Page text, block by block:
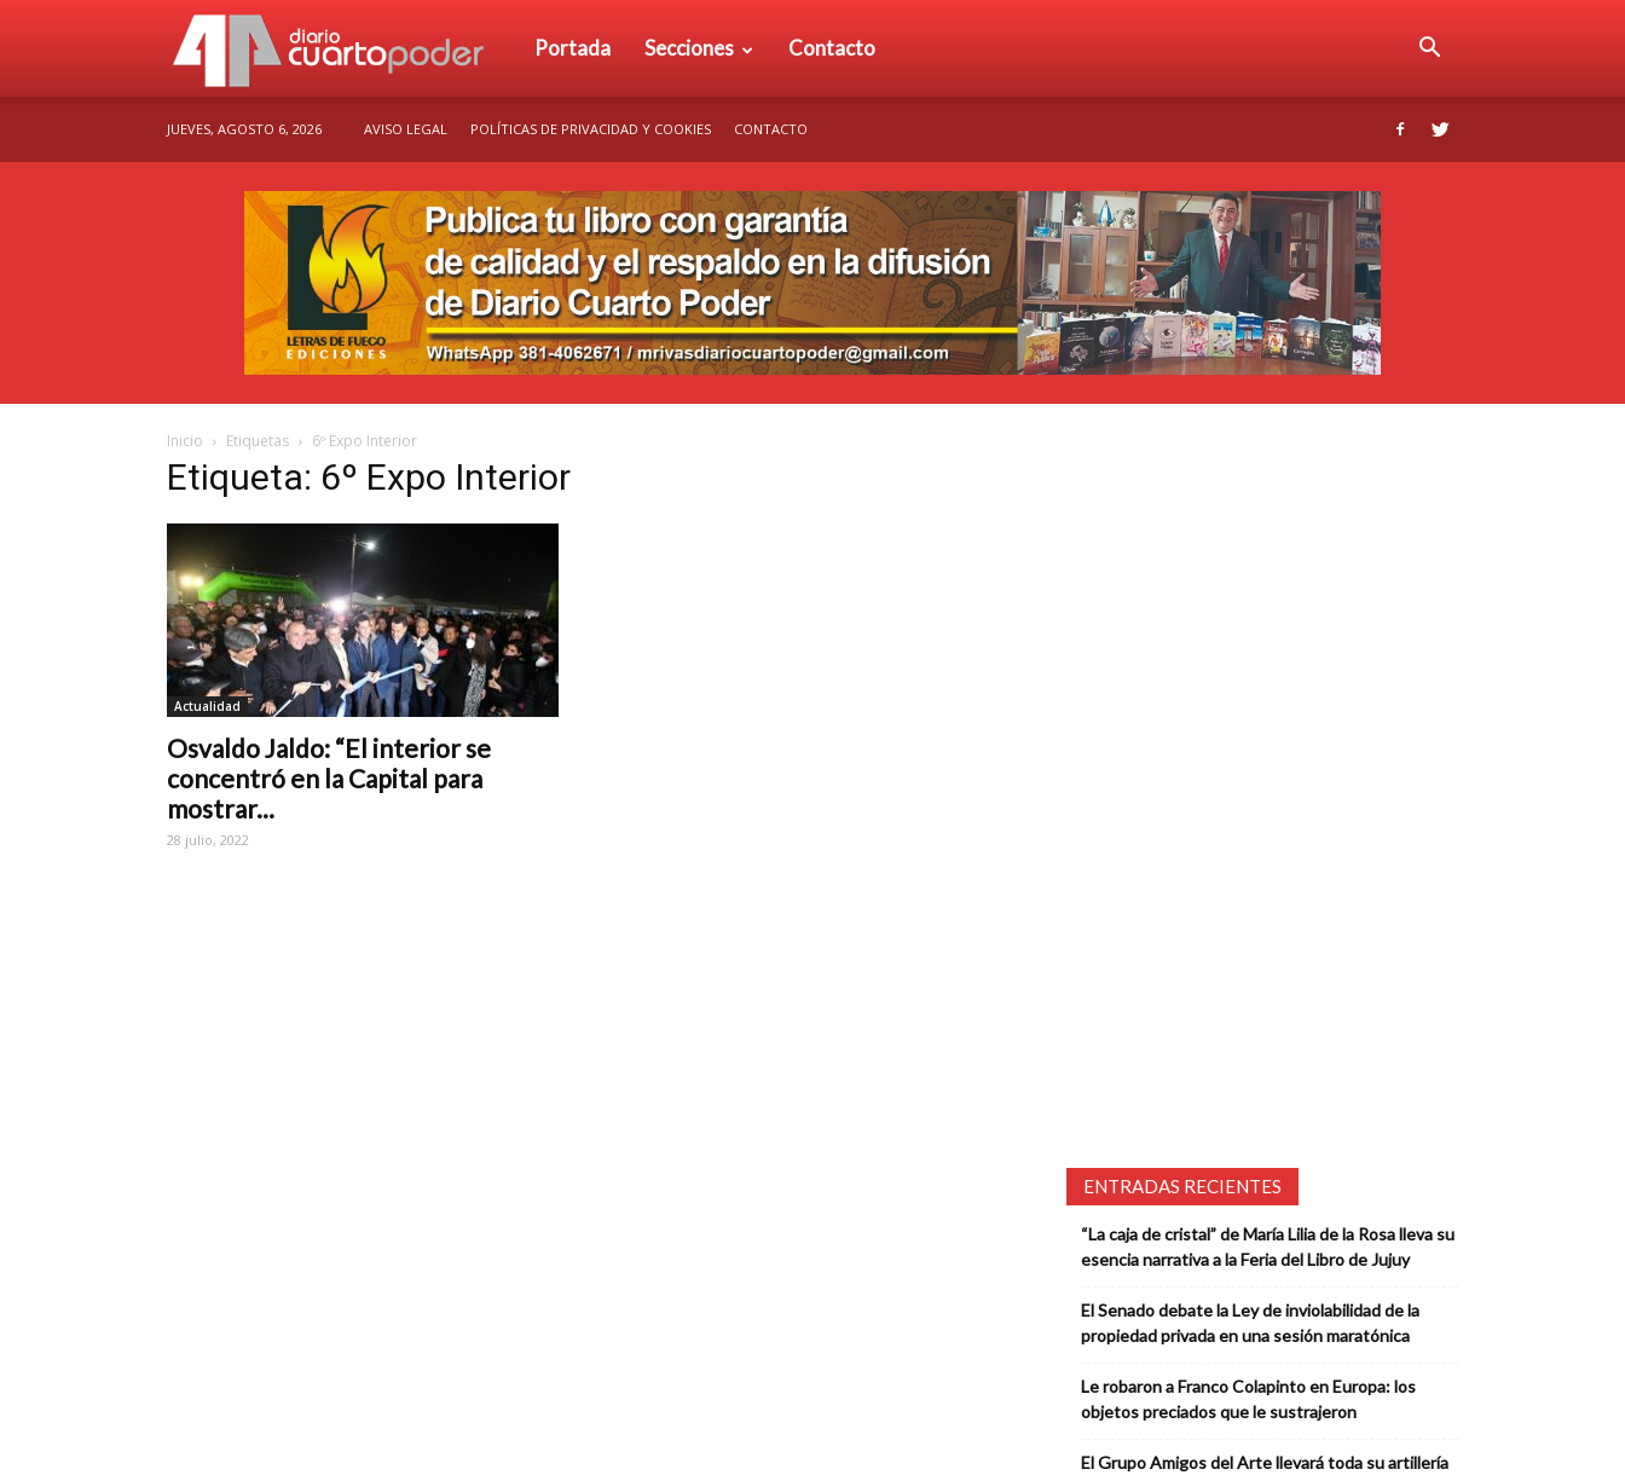
Diario
Poder
Portada Secciones Contacto
JUEVES, AGOSTO 6, 2026 AVISO LEGAL POLÍTICAS DE PRIVACIDAD Y COOKIES CONTACTO
Inicio Etiquetas 6º Expo Interior
Etiqueta: 6º Expo Interior
Actualidad
Osvaldo Jaldo: “El interior se
concentró en la Capital para
mostrar...
28 julio, 2022
ENTRADAS RECIENTES
“La caja de cristal” de María Lilia de la Rosa lleva su
esencia narrativa a la Feria del Libro de Jujuy
El Senado debate la Ley de inviolabilidad de la
propiedad privada en una sesión maratónica
Le robaron a Franco Colapinto en Europa: los
objetos preciados que le sustrajeron
El Grupo Amigos del Arte llevará toda su artillería